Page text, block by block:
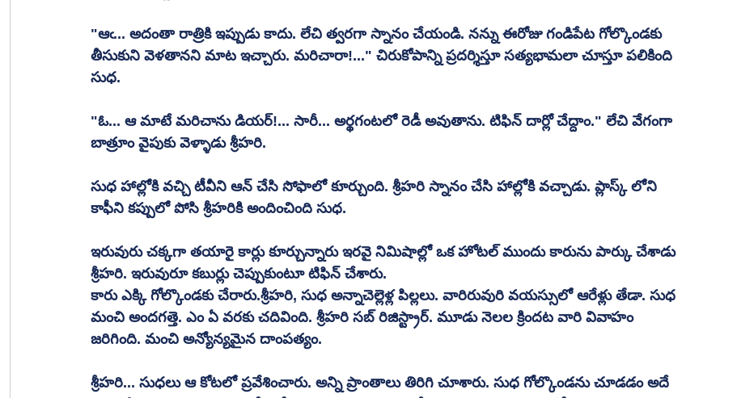
"ఆఁ... అదంతా రాత్రికి ఇప్పుడు కాదు. లేచి త్వరగా స్నానం చేయండి. నన్ను ఈరోజు గండిపేట గోల్కొండకు
తీసుకుని వెళతానని మాట ఇచ్చారు. మరిచారా!..." చిరుకోపాన్ని ప్రదర్శిస్తూ సత్యభామలా చూస్తూ పలికింది
సుధ.
"ఓ... ఆ మాటే మరిచాను డియర్!... సారీ... అర్థగంటలో రెడీ అవుతాను. టిఫిన్ దార్లో చేద్దాం." లేచి వేగంగా
బాత్రూం వైపుకు వెళ్ళాడు శ్రీహరి.
సుధ హాల్లోకి వచ్చి టీవీని ఆన్ చేసి సోఫాలో కూర్చుంది. శ్రీహరి స్నానం చేసి హాల్లోకి వచ్చాడు. ప్లాస్క్ లోని
కాఫీని కప్పులో పోసి శ్రీహరికి అందించింది సుధ.
ఇరువురు చక్కగా తయారై కార్లు కూర్చున్నారు‌ ఇరవై నిమిషాల్లో ఒక హోటల్ ముందు కారును పార్కు చేశాడు
శ్రీహరి. ఇరువురూ కబుర్లు చెప్పుకుంటూ టిఫిన్ చేశారు.
కారు ఎక్కి గోల్కొండకు చేరారు.శ్రీహరి, సుధ అన్నాచెల్లెళ్ల పిల్లలు. వారిరువురి వయస్సులో ఆరేళ్లు తేడా. సుధ
మంచి అందగత్తె. ఎం ఏ వరకు చదివింది. శ్రీహరి సబ్ రిజిస్ట్రార్. మూడు నెలల క్రిందట వారి వివాహం
జరిగింది. మంచి అన్యోన్యమైన దాంపత్యం.
శ్రీహరి... సుధలు ఆ కోటలో ప్రవేశించారు. అన్ని ప్రాంతాలు తిరిగి చూశారు. సుధ గోల్కొండను చూడడం అదే